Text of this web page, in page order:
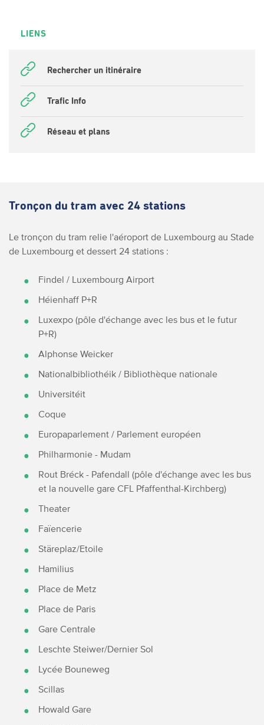
LIENS
Rechercher un itinéraire
Trafic Info
Réseau et plans
Tronçon du tram avec 24 stations
Le tronçon du tram relie l'aéroport de Luxembourg au Stade
de Luxembourg et dessert 24 stations :
Findel / Luxembourg Airport
Héienhaff P+R
Luxexpo (pôle d'échange avec les bus et le futur
P+R)
Alphonse Weicker
Nationalbibliothéik / Bibliothèque nationale
Universitéit
Coque
Europaparlement / Parlement européen
Philharmonie - Mudam
Rout Bréck - Pafendall (pôle d'échange avec les bus
et la nouvelle gare CFL Pfaffenthal-Kirchberg)
Theater
Faïencerie
Stäreplaz/Etoile
Hamilius
Place de Metz
Place de Paris
Gare Centrale
Leschte Steiwer/Dernier Sol
Lycée Bouneweg
Scillas
Howald Gare